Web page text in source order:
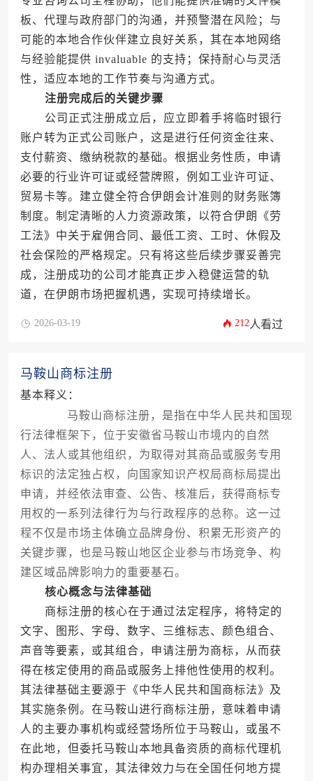
板、代理与政府部门的沟通，并预警潜在风险；与
可能的本地合作伙伴建立良好关系，其在本地网络
与经验能提供 invaluable 的支持；保持耐心与灵活
性，适应本地的工作节奏与沟通方式。
注册完成后的关键步骤
公司正式注册成立后，应立即着手将临时银行
账户转为正式公司账户，这是进行任何资金往来、
支付薪资、缴纳税款的基础。根据业务性质，申请
必要的行业许可证或经营牌照，例如工业许可证、
贸易卡等。建立健全符合伊朗会计准则的财务账簿
制度。制定清晰的人力资源政策，以符合伊朗《劳
工法》中关于雇佣合同、最低工资、工时、休假及
社会保险的严格规定。只有将这些后续步骤妥善完
成，注册成功的公司才能真正步入稳健运营的轨
道，在伊朗市场把握机遇，实现可持续增长。
2026-03-19 212人看过
马鞍山商标注册
基本释义：
马鞍山商标注册，是指在中华人民共和国现
行法律框架下，位于安徽省马鞍山市境内的自然
人、法人或其他组织，为取得对其商品或服务专用
标识的法定独占权，向国家知识产权局商标局提出
申请，并经依法审查、公告、核准后，获得商标专
用权的一系列法律行为与行政程序的总称。这一过
程不仅是市场主体确立品牌身份、积累无形资产的
关键步骤，也是马鞍山地区企业参与市场竞争、构
建区域品牌影响力的重要基石。
核心概念与法律基础
商标注册的核心在于通过法定程序，将特定的
文字、图形、字母、数字、三维标志、颜色组合、
声音等要素，或其组合，申请注册为商标，从而获
得在核定使用的商品或服务上排他性使用的权利。
其法律基础主要源于《中华人民共和国商标法》及
其实施条例。在马鞍山进行商标注册，意味着申请
人的主要办事机构或经营场所位于马鞍山，或虽不
在此地，但委托马鞍山本地具备资质的商标代理机
构办理相关事宜，其法律效力与在全国任何地方提